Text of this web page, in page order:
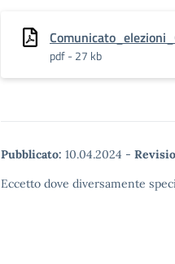
pdf - 27 kb
Pubblicato: 10.04.2024 -
Eccetto dove diversamente